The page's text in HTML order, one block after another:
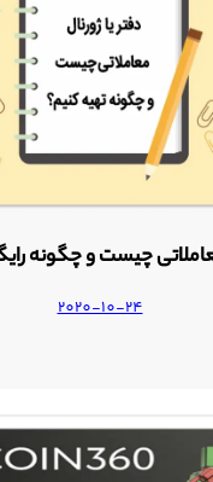
چیست و چگونه
2020-10-24